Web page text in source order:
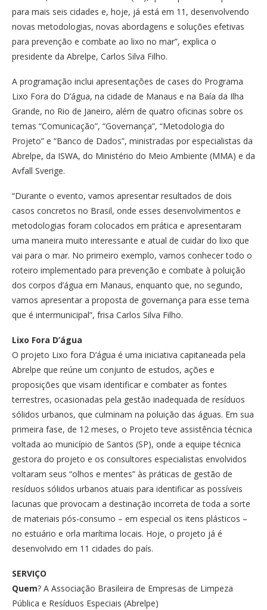
para mais seis cidades e, hoje, já está em 11, desenvolvendo
novas metodologias, novas abordagens e soluções efetivas
para prevenção e combate ao lixo no mar”, explica o
presidente da Abrelpe, Carlos Silva Filho.
A programação inclui apresentações de cases do Programa
Lixo Fora do D’água, na cidade de Manaus e na Baía da Ilha
Grande, no Rio de Janeiro, além de quatro oficinas sobre os
temas “Comunicação”, “Governança”, “Metodologia do
Projeto” e “Banco de Dados”, ministradas por especialistas da
Abrelpe, da ISWA, do Ministério do Meio Ambiente (MMA) e da
Avfall Sverige.
“Durante o evento, vamos apresentar resultados de dois
casos concretos no Brasil, onde esses desenvolvimentos e
metodologias foram colocados em prática e apresentaram
uma maneira muito interessante e atual de cuidar do lixo que
vai para o mar. No primeiro exemplo, vamos conhecer todo o
roteiro implementado para prevenção e combate à poluição
dos corpos d’água em Manaus, enquanto que, no segundo,
vamos apresentar a proposta de governança para esse tema
que é intermunicipal”, frisa Carlos Silva Filho.
Lixo Fora D’água
O projeto Lixo fora D’água é uma iniciativa capitaneada pela
Abrelpe que reúne um conjunto de estudos, ações e
proposições que visam identificar e combater as fontes
terrestres, ocasionadas pela gestão inadequada de resíduos
sólidos urbanos, que culminam na poluição das águas. Em sua
primeira fase, de 12 meses, o Projeto teve assistência técnica
voltada ao município de Santos (SP), onde a equipe técnica
gestora do projeto e os consultores especialistas envolvidos
voltaram seus “olhos e mentes” às práticas de gestão de
resíduos sólidos urbanos atuais para identificar as possíveis
lacunas que provocam a destinação incorreta de toda a sorte
de materiais pós-consumo – em especial os itens plásticos –
no estuário e orla marítima locais. Hoje, o projeto já é
desenvolvido em 11 cidades do país.
SERVIÇO
Quem? A Associação Brasileira de Empresas de Limpeza
Pública e Resíduos Especiais (Abrelpe)